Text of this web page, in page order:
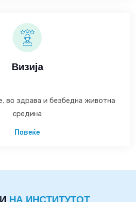
Визија
во здрава и безбедна животна
средина
Повеќе
НА ИНСТИТУТОТ